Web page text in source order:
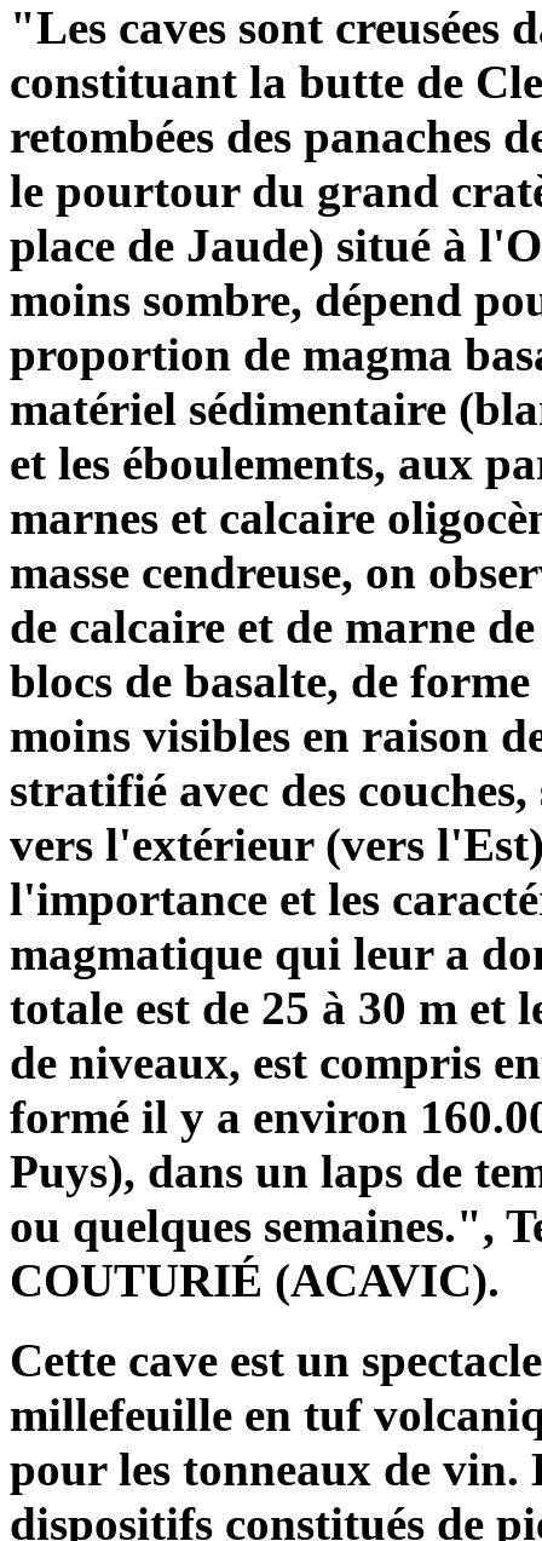
"Les caves sont creusées
constituant la butte de
retombées des panaches
le pourtour du grand
place de Jaude) situé à
moins sombre, dépend
proportion de magma
matériel sédimentaire
et les éboulements, aux
marnes et calcaire
masse cendreuse, on
de calcaire et de marne
blocs de basalte, de
moins visibles en raison
stratifié avec des
vers l'extérieur (vers
l'importance et les
magmatique qui leur a
totale est de 25 à 30 m et
de niveaux, est compris
formé il y a environ
Puys), dans un laps de
ou quelques semaines.",
COUTURIÉ (ACAVIC).
Cette cave est un
millefeuille en tuf
pour les tonneaux de vin.
dispositifs constitués de